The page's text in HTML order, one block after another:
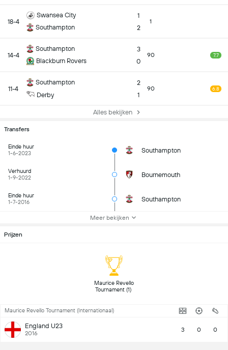
18-4
Swansea City
Southampton
1
2
1
14-4
Southampton
Blackburn Rovers
3
0
90 7.7
11-4
Southampton
Derby
2
1
90 6.8
Alles bekijken
Transfers
Einde huur
1-6-2023
Southampton
Verhuurd
1-9-2022
Bournemouth
Einde huur
1-7-2016
Southampton
Meer bekijken
Prijzen
Maurice Revello
Maurice Revello Tournament (Internationaal)
England U23
2016 3 0 0